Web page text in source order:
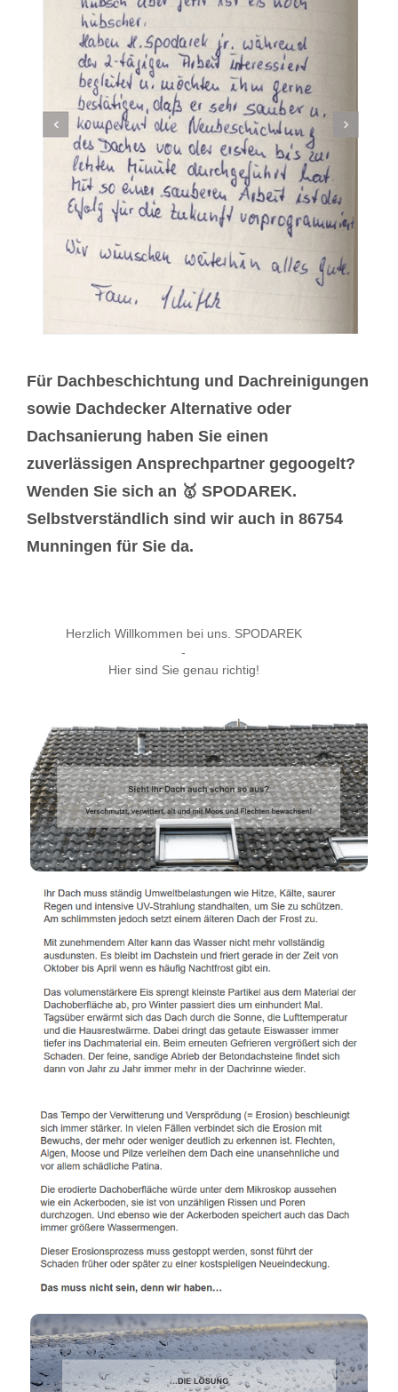
Für Dachbeschichtung und Dachreinigungen
sowie Dachdecker Alternative oder
Dachsanierung haben Sie einen
zuverlässigen Ansprechpartner gegoogelt?
Wenden Sie sich an 🥇 SPODAREK.
Selbstverständlich sind wir auch in 86754
Munningen für Sie da.
Herzlich Willkommen bei uns. SPODAREK
-
Hier sind Sie genau richtig!